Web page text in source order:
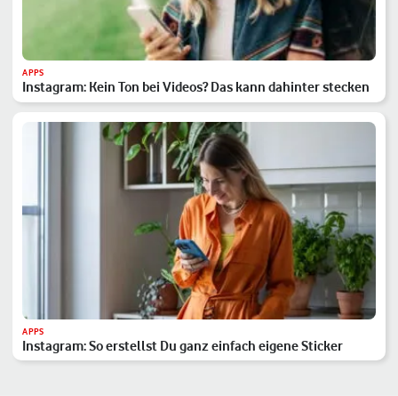
APPS
Instagram: Kein Ton bei Videos? Das kann dahinter stecken
APPS
Instagram: So erstellst Du ganz einfach eigene Sticker